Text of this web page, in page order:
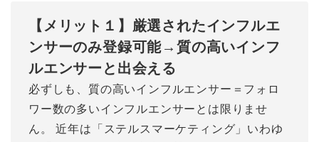
【メリット１】厳選されたインフルエ
ンサーのみ登録可能→質の高いインフ
ルエンサーと出会える
必ずしも、質の高いインフルエンサー＝フォロ
ワー数の多いインフルエンサーとは限りませ
ん。 近年は「ステルスマーケティング」いわゆ